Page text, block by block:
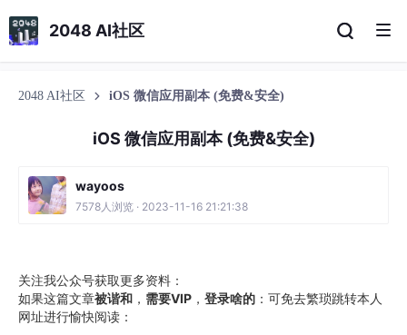
2048 AI社区
2048 AI社区 iOS 微信应用副本 (免费&安全)
iOS 微信应用副本 (免费&安全)
wayoos
7578人浏览 · 2023-11-16 21:21:38
关注我公众号获取更多资料：
如果这篇文章被谐和 ， 需要VIP ， 登录啥的 ：可免去繁琐跳转本人
网址进行愉快阅读：